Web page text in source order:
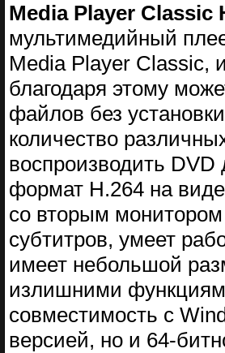
Media Player Classic
мультимедийный
Media Player Classic,
благодаря этому
файлов без
количество
воспроизводить
формат H.264 на
со вторым
субтитров, умеет
имеет небольшой
излишними
совместимость с
версией, но и 64-